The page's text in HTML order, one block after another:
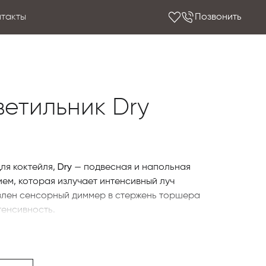
Позвонить
Dry
коктейля, Dry — подвесная и напольная
которая излучает интенсивный луч
сенсорный диммер в стержень торшера